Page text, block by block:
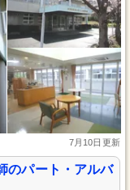
7月10日更新
のパート・アルバ